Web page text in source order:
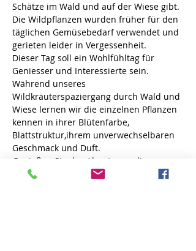
Schätze im Wald und auf der Wiese gibt.
Die Wildpflanzen wurden früher für den
täglichen Gemüsebedarf verwendet und
gerieten leider in Vergessenheit.
Dieser Tag soll ein Wohlfühltag für
Geniesser und Interessierte sein.
Während unseres
Wildkräuterspaziergang durch Wald und
Wiese lernen wir die einzelnen Pflanzen
kennen in ihrer Blütenfarbe,
Blattstruktur,ihrem unverwechselbaren
Geschmack und Duft.
Genießen Sie das Abenteuer, diese
Wildkräuter zu sammeln,um sie